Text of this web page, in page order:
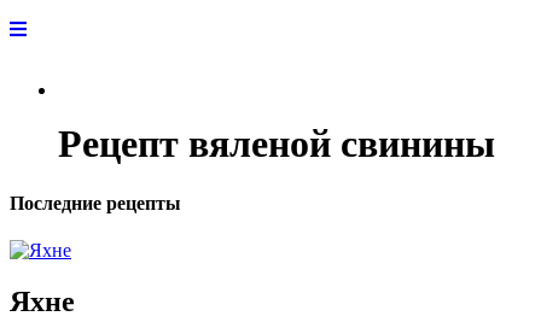
Рецепт вяленой свинины
Последние рецепты
Яхне